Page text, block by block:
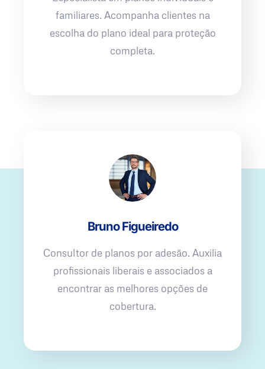
familiares. Acompanha clientes na
escolha do plano ideal para proteção
completa.
Bruno Figueiredo
Consultor de planos por adesão. Auxilia
profissionais liberais e associados a
encontrar as melhores opções de
cobertura.